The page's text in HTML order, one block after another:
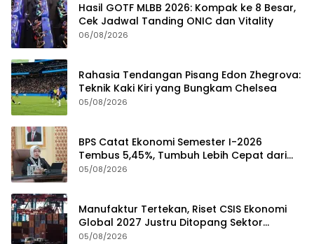
Hasil GOTF MLBB 2026: Kompak ke 8 Besar,
Cek Jadwal Tanding ONIC dan Vitality
06/08/2026
Rahasia Tendangan Pisang Edon Zhegrova:
Teknik Kaki Kiri yang Bungkam Chelsea
05/08/2026
BPS Catat Ekonomi Semester I-2026
Tembus 5,45%, Tumbuh Lebih Cepat dari
Tahun 2025
05/08/2026
Manufaktur Tertekan, Riset CSIS Ekonomi
Global 2027 Justru Ditopang Sektor
Teknologi
05/08/2026